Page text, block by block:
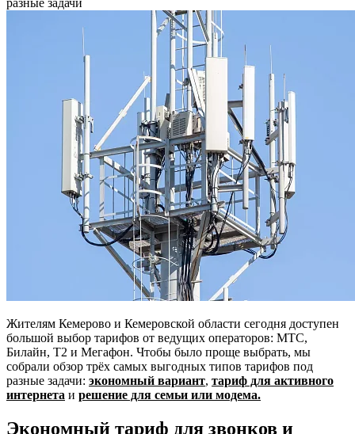
Жителям Кемерово и Кемеровской области сегодня доступен
большой выбор тарифов от ведущих операторов: МТС,
Билайн, Т2 и Мегафон. Чтобы было проще выбрать, мы
собрали обзор трёх самых выгодных типов тарифов под
разные задачи: экономный вариант, тариф для активного
интернета и решение для семьи или модема.
Экономный тариф для звонков и